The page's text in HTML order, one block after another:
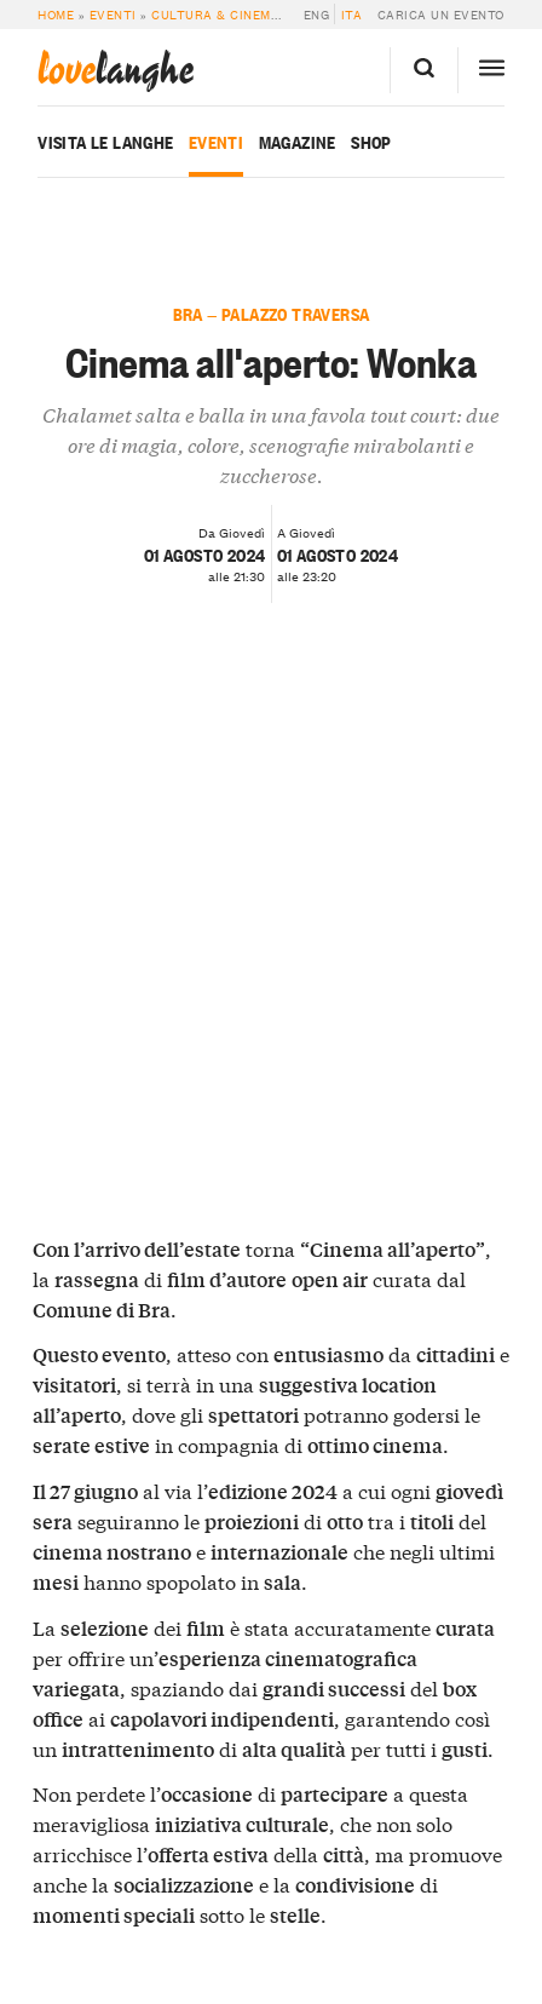
HOME » EVENTI »CULTURA & CINEMA » CINEMA ALL’APERTO: WONKA
ENG ITA CARICA UN EVENTO
lovelanghe
VISITA LE LANGHE EVENTI MAGAZINE SHOP
BRA — PALAZZO TRAVERSA
Cinema all'aperto: Wonka
Chalamet salta e balla in una favola tout court: due
ore di magia, colore, scenografie mirabolanti e
zuccherose.
Da Giovedì
01 AGOSTO 2024
alle 21:30
A Giovedì
01 AGOSTO 2024
alle 23:20
Con l’arrivo dell’estate torna “Cinema all’aperto”,
la rassegnadi film d’autore open aircurata dal
Comune di Bra.
Questo evento, atteso con entusiasmoda cittadinie
visitatori, si terrà in una suggestiva location
all’aperto, dove gli spettatoripotranno godersi le
serate estive in compagnia di ottimo cinema.
Il 27 giugnoal via l’edizione 2024a cui ogni giovedì
seraseguiranno leproiezionidi ottotra i titolidel
cinema nostranoeinternazionale che negli ultimi
mesihanno spopolato in sala.
La selezione dei filmè stata accuratamentecurata
per offrire un’esperienza cinematografica
variegata, spaziando dai grandi successidel box
office ai capolavori indipendenti, garantendo così
un intrattenimentodi alta qualitàper tutti i gusti.
Non perdete l’occasione di partecipare a questa
meravigliosa iniziativa culturale, che non solo
arricchisce l’offerta estivadella città, ma promuove
anche la socializzazione e la condivisione di
momenti specialisotto lestelle.